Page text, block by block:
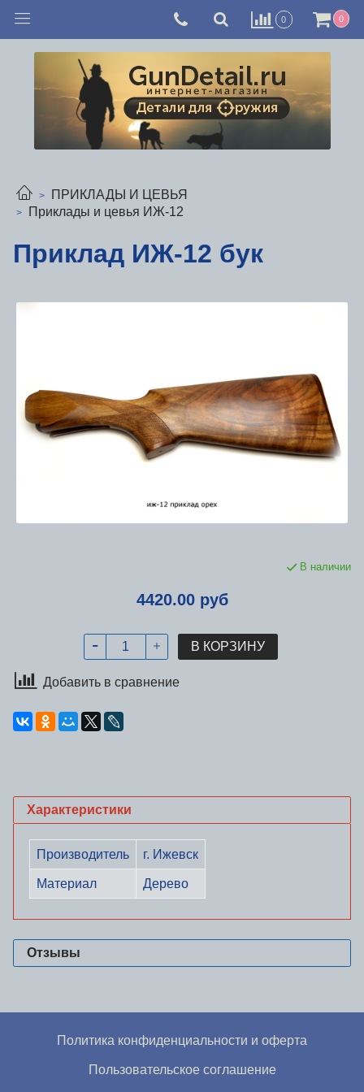
0 0
ПРИКЛАДЫ И ЦЕВЬЯ
Приклады и цевья ИЖ-12
Приклад ИЖ-12 бук
В наличии
4420.00 руб
В КОРЗИНУ
Добавить в сравнение
Характеристики
Производитель г. Ижевск
Материал Дерево
Отзывы
Политика конфиденциальности и оферта
Пользовательское соглашение